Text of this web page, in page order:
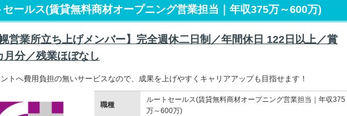
セールス(賃貸無料商材オープニング営業担当｜年収375万～600万)
幌営業所立ち上げメンバー】完全週休二日制／年間休日 122日以上／賞
月分／残業ほぼなし
トへ費用負担の無いサービスなので、成果を上げやすくキャリアアップも目指せます！
職種
ルートセールス(賃貸無料商材オープニング営業担当｜年収375
万～600万)